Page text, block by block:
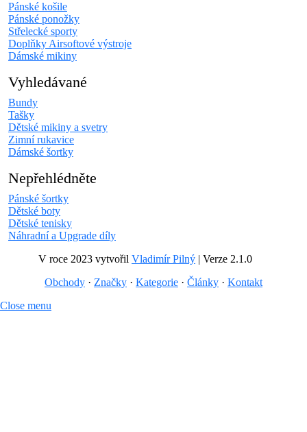
Pánské košile
Pánské ponožky
Střelecké sporty
Doplňky Airsoftové výstroje
Dámské mikiny
Vyhledávané
Bundy
Tašky
Dětské mikiny a svetry
Zimní rukavice
Dámské šortky
Nepřehlédněte
Pánské šortky
Dětské boty
Dětské tenisky
Náhradní a Upgrade díly
V roce 2023 vytvořil Vladimír Pilný | Verze 2.1.0
Obchody · Značky · Kategorie · Články · Kontakt
Close menu